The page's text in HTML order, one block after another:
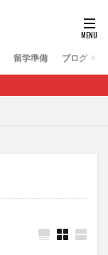
留学準備 ブログ